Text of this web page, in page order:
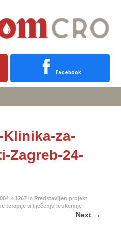
Facebook
za-
Zagreb-24-
× 1267 in Predstavljen projekt
terapije u liječenju leukemije
Next →